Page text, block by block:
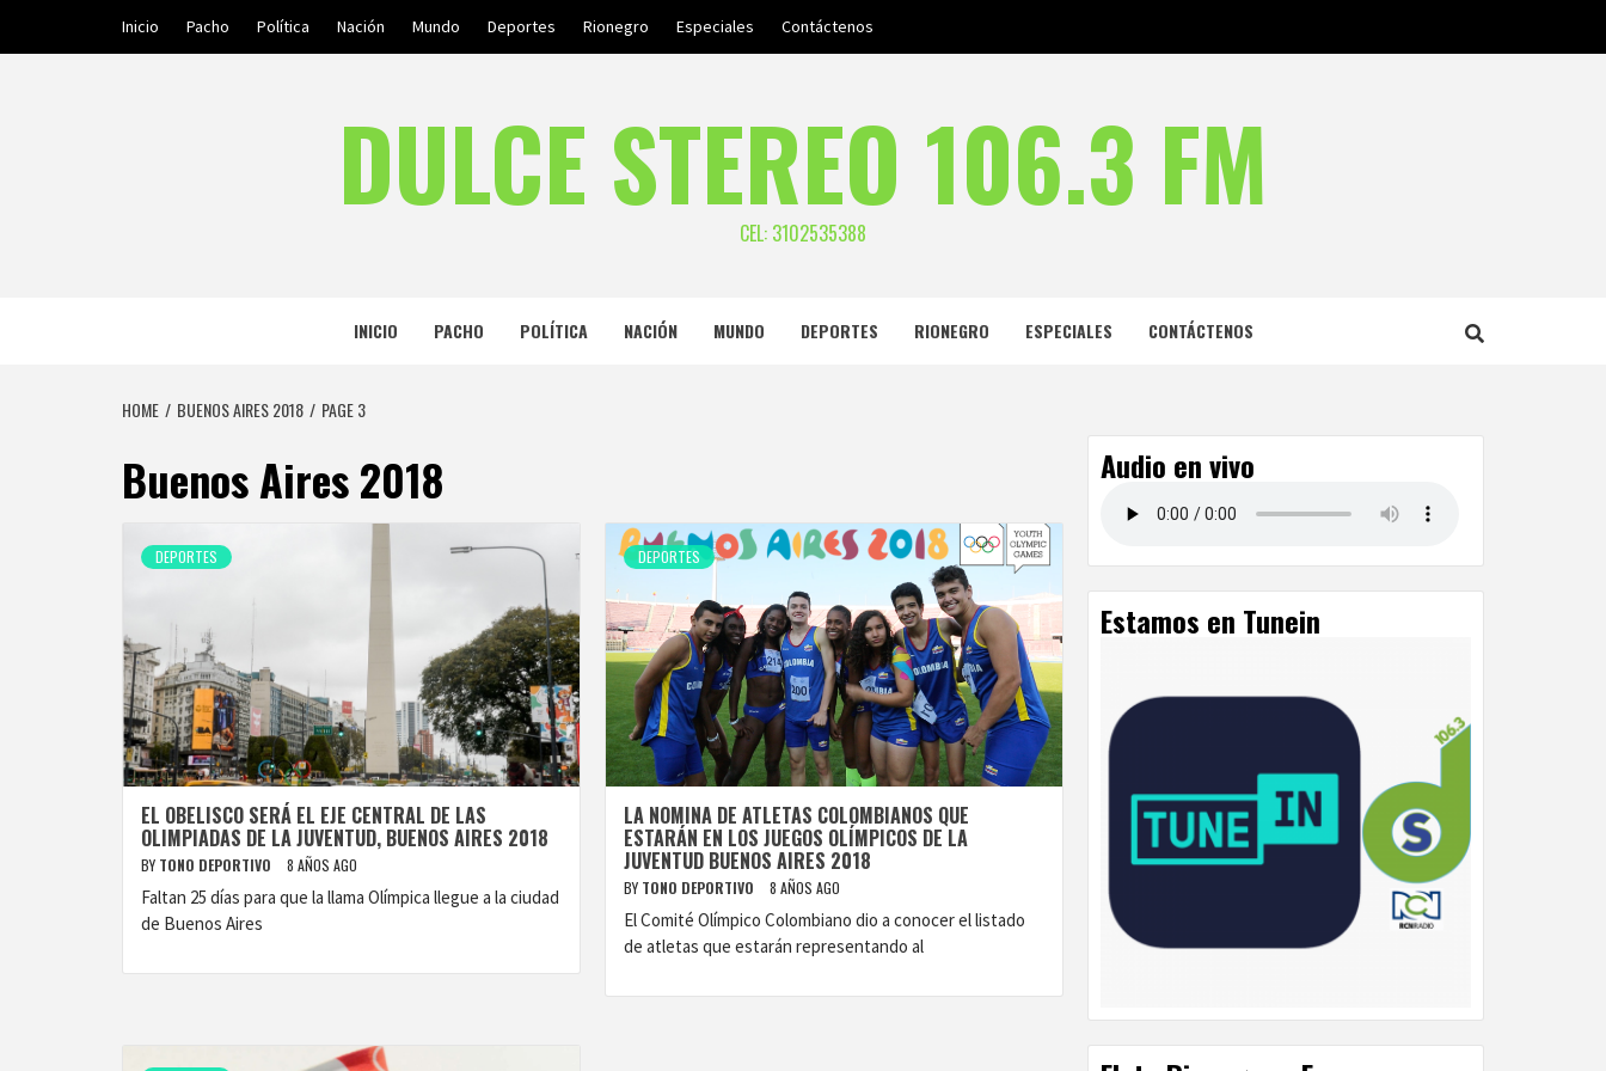
Inicio Pacho Política Nación Mundo Deportes Rionegro Especiales Contáctenos
DULCE STEREO 106.3 FM
CEL: 3102535388
INICIO PACHO POLÍTICA NACIÓN MUNDO DEPORTES RIONEGRO ESPECIALES CONTÁCTENOS
HOME BUENOS AIRES 2018 PAGE 3
Buenos Aires 2018
DEPORTES
EL OBELISCO SERÁ EL EJE CENTRAL DE LAS
OLIMPIADAS DE LA JUVENTUD, BUENOS AIRES 2018
BY TONO DEPORTIVO 8 AÑOS AGO
Faltan 25 días para que la llama Olímpica llegue a la ciudad
de Buenos Aires
DEPORTES
LA NOMINA DE ATLETAS COLOMBIANOS QUE
ESTARÁN EN LOS JUEGOS OLÍMPICOS DE LA
JUVENTUD BUENOS AIRES 2018
BY TONO DEPORTIVO 8 AÑOS AGO
El Comité Olímpico Colombiano dio a conocer el listado
de atletas que estarán representando al
Audio en vivo
Estamos en Tunein